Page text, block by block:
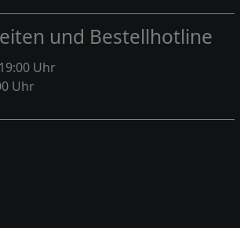
und Bestellhotline
Uhr
Uhr